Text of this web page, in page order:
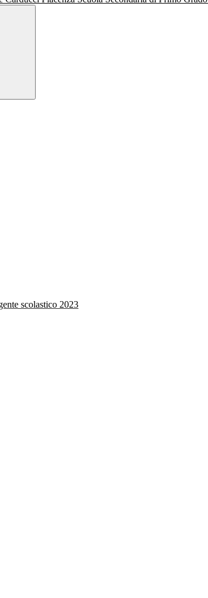
scolastico 2023